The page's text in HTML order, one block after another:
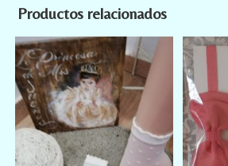
Productos relacionados